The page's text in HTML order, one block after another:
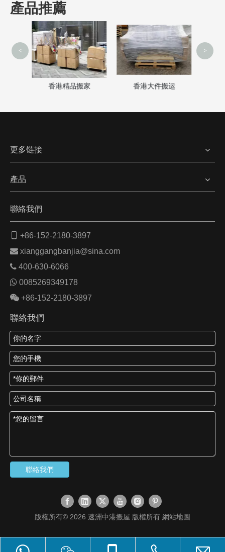
產品推薦
香港大件搬运 澳门搬家服务
< >
更多链接
產品
聯絡我們
+86-152-2180-3897
 xianggangbanjia@sina.com
 400-630-6066
 0085269349178
 +86-152-2180-3897
聯絡我們
聯絡我們
版權所有© 2026 速洲中港搬屋 版權所有 網站地圖